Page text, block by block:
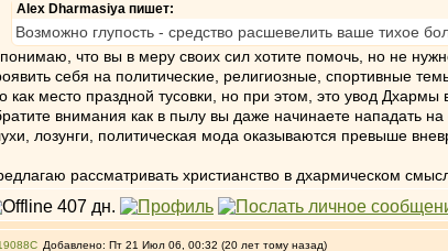
Alex Dharmasiya пишет:
Возможно глупость - средство расшевелить ваше тихое
что вы в меру своих сил хотите помочь, но не
себя на политические, религиозные, спортивные
как место праздной тусовки, но при этом, это увод Дхармы
внимания как в пылу вы даже начинаете нападать
лозунги, политическая мода оказываются превыше
рассматривать христианство в дхармическом
Добавлено: Пт 21 Июл 06, 00:32 (20 лет тому назад)